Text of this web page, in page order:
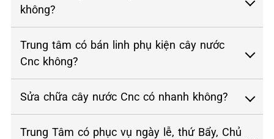
không?
Trung tâm có bán linh phụ kiện cây nước
Cnc không?
Sửa chữa cây nước Cnc có nhanh không?
Trung Tâm có phục vụ ngày lễ, thứ Bẩy, Chủ